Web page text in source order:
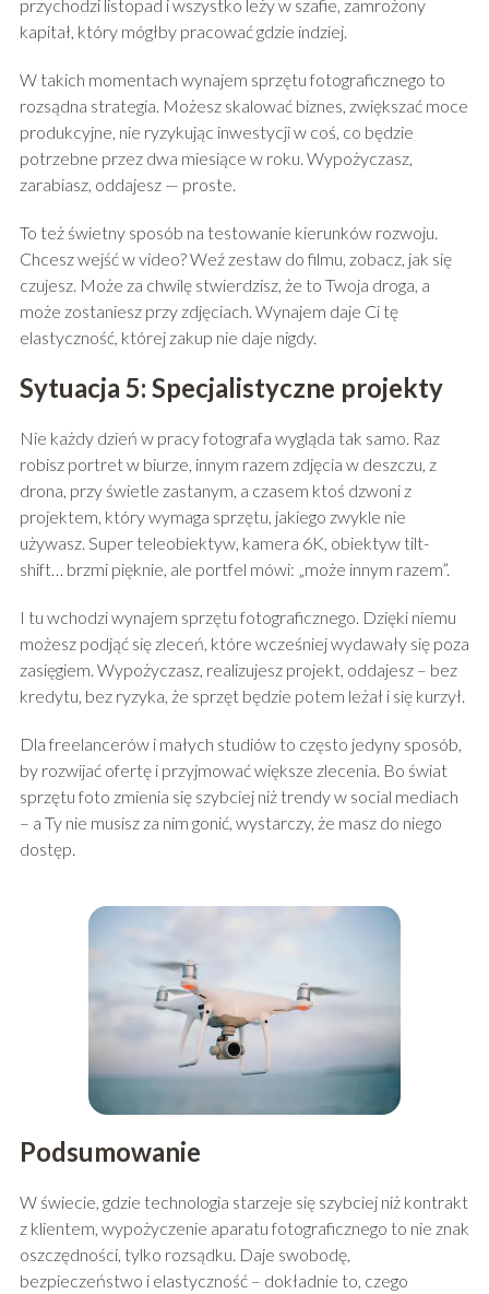
przychodzi listopad i wszystko leży w szafie, zamrożony
kapitał, który mógłby pracować gdzie indziej.
W takich momentach wynajem sprzętu fotograficznego to
rozsądna strategia. Możesz skalować biznes, zwiększać moce
produkcyjne, nie ryzykując inwestycji w coś, co będzie
potrzebne przez dwa miesiące w roku. Wypożyczasz,
zarabiasz, oddajesz — proste.
To też świetny sposób na testowanie kierunków rozwoju.
Chcesz wejść w video? Weź zestaw do filmu, zobacz, jak się
czujesz. Może za chwilę stwierdzisz, że to Twoja droga, a
może zostaniesz przy zdjęciach. Wynajem daje Ci tę
elastyczność, której zakup nie daje nigdy.
Sytuacja 5: Specjalistyczne projekty
Nie każdy dzień w pracy fotografa wygląda tak samo. Raz
robisz portret w biurze, innym razem zdjęcia w deszczu, z
drona, przy świetle zastanym, a czasem ktoś dzwoni z
projektem, który wymaga sprzętu, jakiego zwykle nie
używasz. Super teleobiektyw, kamera 6K, obiektyw tilt-
shift… brzmi pięknie, ale portfel mówi: „może innym razem”.
I tu wchodzi wynajem sprzętu fotograficznego. Dzięki niemu
możesz podjąć się zleceń, które wcześniej wydawały się poza
zasięgiem. Wypożyczasz, realizujesz projekt, oddajesz – bez
kredytu, bez ryzyka, że sprzęt będzie potem leżał i się kurzył.
Dla freelancerów i małych studiów to często jedyny sposób,
by rozwijać ofertę i przyjmować większe zlecenia. Bo świat
sprzętu foto zmienia się szybciej niż trendy w social mediach
– a Ty nie musisz za nim gonić, wystarczy, że masz do niego
dostęp.
Podsumowanie
W świecie, gdzie technologia starzeje się szybciej niż kontrakt
z klientem, wypożyczenie aparatu fotograficznego to nie znak
oszczędności, tylko rozsądku. Daje swobodę,
bezpieczeństwo i elastyczność – dokładnie to, czego